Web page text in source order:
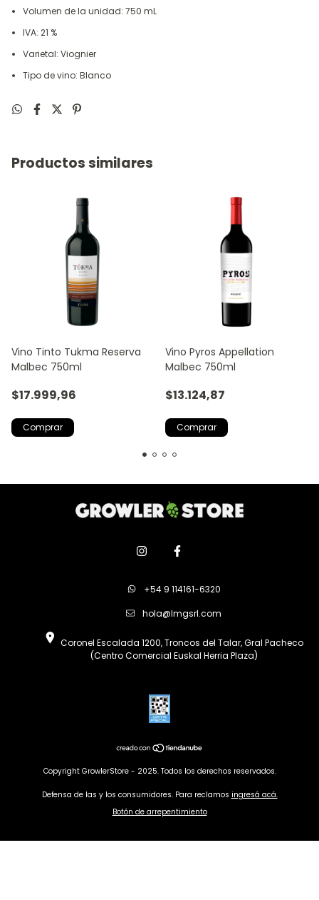
Volumen de la unidad: 750 mL
IVA: 21 %
Varietal: Viognier
Tipo de vino: Blanco
Productos similares
Vino Tinto Tukma Reserva
Malbec 750ml
$17.999,96
Vino Pyros Appellation
Malbec 750ml
$13.124,87
+54 9 114161-6320
hola@lmgsrl.com
Coronel Escalada 1200, Troncos del Talar, Gral Pacheco
(Centro Comercial Euskal Herria Plaza)
Copyright GrowlerStore - 2025. Todos los derechos reservados.
Defensa de las y los consumidores. Para reclamos ingresá acá.
Botón de arrepentimiento